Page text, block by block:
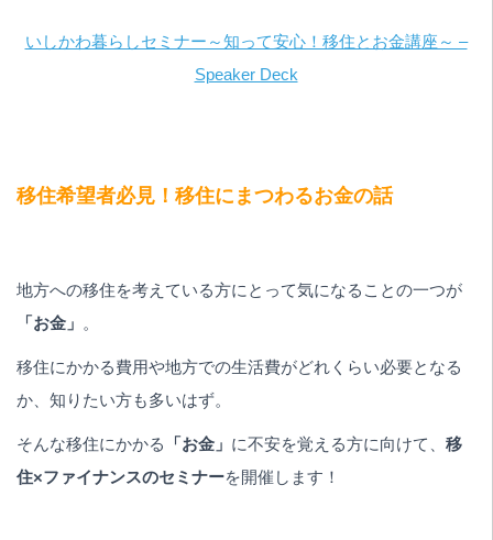
いしかわ暮らしセミナー～知って安心！移住とお金講座～ –
Speaker Deck
移住希望者必見！移住にまつわるお金の話
地方への移住を考えている方にとって気になることの一つが
「お金」 。
移住にかかる費用や地方での生活費がどれくらい必要となる
か、知りたい方も多いはず。
そんな移住にかかる 「お金」 に不安を覚える方に向けて、 移
住×ファイナンスのセミナーを開催します！